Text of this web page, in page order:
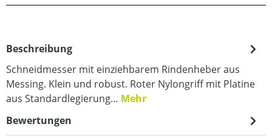
Beschreibung
Schneidmesser mit einziehbarem Rindenheber aus
Messing. Klein und robust. Roter Nylongriff mit Platine
aus Standardlegierung… Mehr
Bewertungen